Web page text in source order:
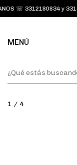
☏ 3312180834 y
MENÚ
1 / 4